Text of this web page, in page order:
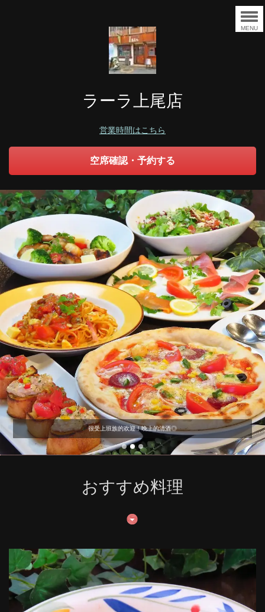
MENU
ラーラ上尾店
営業時間はこちら
空席確認・予約する
很受上班族的欢迎！晚上的清酒◎
おすすめ料理